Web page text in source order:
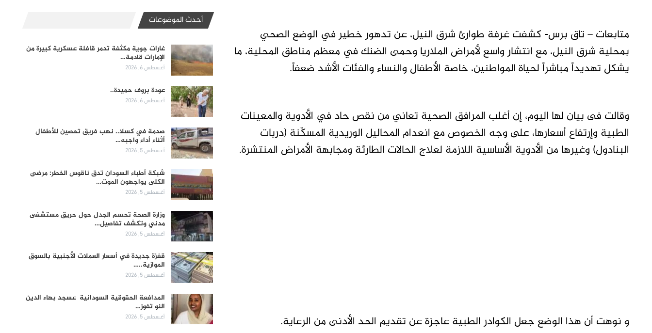
متابعات – تاق برس- كشفت غرفة طوارئ شرق النيل، عن تدهور خطير في الوضع الصحي
بمحلية شرق النيل، مع انتشار واسع لأمراض الملاريا وحمى الضنك في معظم مناطق المحلية، ما
يشكل تهديداً مباشراً لحياة المواطنين، خاصة الأطفال والنساء والفئات الأشد ضعفاً.
وقالت فى بيان لها اليوم، إن أغلب المرافق الصحية تعاني من نقص حاد في الأدوية والمعينات
الطبية وإرتفاع أسعارها، على وجه الخصوص مع انعدام المحاليل الوريدية المسكّنة (دربات
البنادول) وغيرها من الأدوية الأساسية اللازمة لعلاج الحالات الطارئة ومجابهة الأمراض المنتشرة.
و نوهت أن هذا الوضع جعل الكوادر الطبية عاجزة عن تقديم الحد الأدنى من الرعاية.
أحدث الموضوعات
غارات جوية مكثفة تدمر قافلة عسكرية كبيرة من
الإمارات قادمة…
أغسطس 6, 2026
عودة بروف حميدة..
أغسطس 6, 2026
صدمة في كسلا.. نهب فريق تحصين للأطفال
أثناء أداء واجبه…
أغسطس 5, 2026
شبكة أطباء السودان تدق ناقوس الخطر: مرضى
الكلى يواجهون الموت…
أغسطس 5, 2026
وزارة الصحة تحسم الجدل حول حريق مستشفى
مدني وتكشف تفاصيل…
أغسطس 5, 2026
قفزة جديدة في أسعار العملات الأجنبية بالسوق
الموازية..…
أغسطس 5, 2026
المدافعة الحقوقية السودانية عسجد بهاء الدين
النو تفوز…
أغسطس 5, 2026